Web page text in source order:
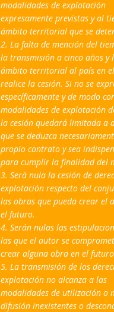
modalidades de explotación
expresamente previstas y al
ámbito territorial que se
2. La falta de mención del
la transmisión a cinco años y
ámbito territorial al país en
realice la cesión. Si no se
específicamente y de modo
modalidades de explotación
la cesión quedará limitada a
que se deduzca
propio contrato y sea
para cumplir la finalidad del
3. Será nula la cesión de
explotación respecto del
las obras que pueda crear el
el futuro.
4. Serán nulas las
las que el autor se
crear alguna obra en el
5. La transmisión de los
explotación no alcanza a las
modalidades de utilización o
difusión inexistentes o